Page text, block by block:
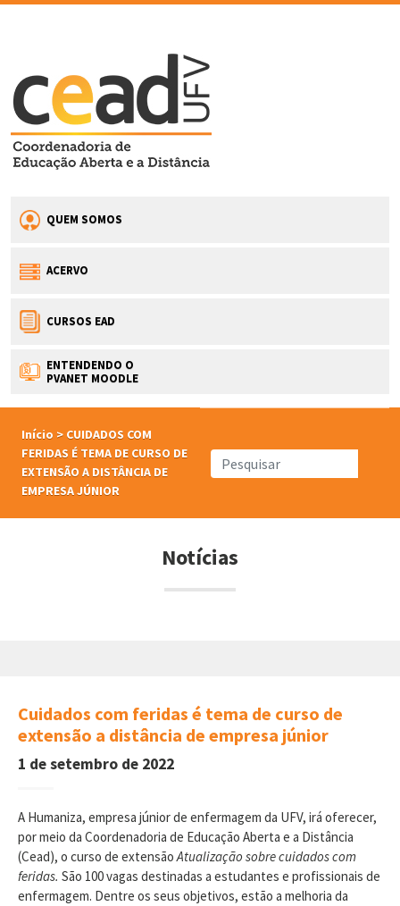
QUEM SOMOS
ACERVO
CURSOS EAD
ENTENDENDO O
PVANET MOODLE
Início > CUIDADOS COM
FERIDAS É TEMA DE CURSO DE
EXTENSÃO A DISTÂNCIA DE
EMPRESA JÚNIOR
Notícias
Cuidados com feridas é tema de curso de
extensão a distância de empresa júnior
1 de setembro de 2022
A Humaniza, empresa júnior de enfermagem da UFV, irá oferecer,
por meio da Coordenadoria de Educação Aberta e a Distância
(Cead), o curso de extensãoAtualização sobre cuidados com
feridas. São 100 vagas destinadas a estudantes e profissionais de
enfermagem. Dentre os seus objetivos, estão a melhoria da